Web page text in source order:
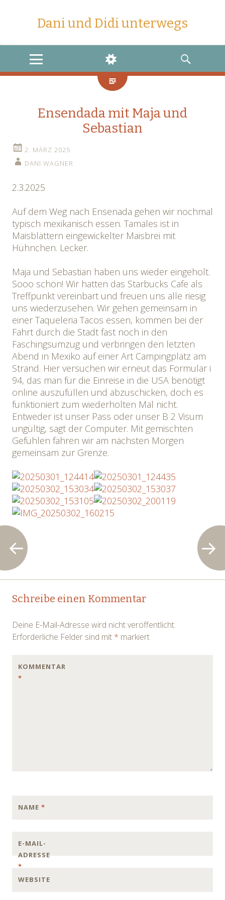
Dani und Didi unterwegs
MENU
WIDGETS
SEARCH
Ensendada mit Maja und
Sebastian
2. MÄRZ 2025
DANI WAGNER
2.3.2025
Auf dem Weg nach Ensenada gehen wir nochmal
typisch mexikanisch essen. Tamales ist in
Maisblättern eingewickelter Maisbrei mit
Hühnchen. Lecker.
Maja und Sebastian haben uns wieder eingeholt.
Sooo schön! Wir hatten das Starbucks Cafe als
Treffpunkt vereinbart und freuen uns alle riesig
uns wiederzusehen. Wir gehen gemeinsam in
einer Taqueleria Tacos essen, kommen bei der
Fahrt durch die Stadt fast noch in den
Faschingsumzug und verbringen den letzten
Abend in Mexiko auf einer Art Campingplatz am
Strand. Hier versuchen wir erneut das Formular i
94, das man für die Einreise in die USA benötigt
online auszufüllen und abzuschicken, doch es
funktioniert zum wiederholten Mal nicht.
Entweder ist unser Pass oder unser B 2 Visum
ungültig, sagt der Computer. Mit gemischten
Gefühlen fahren wir am nächsten Morgen
gemeinsam zur Grenze.
Post
Schreibe einen Kommentar
Deine E-Mail-Adresse wird nicht veröffentlicht.
Erforderliche Felder sind mit * markiert
KOMMENTAR
*
NAME *
E-MAIL-
ADRESSE
*
WEBSITE